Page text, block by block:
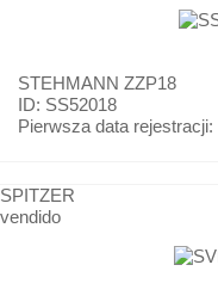
STEHMANN ZZP18
ID: SS52018
Pierwsza data rejestracji:
SPITZER
vendido